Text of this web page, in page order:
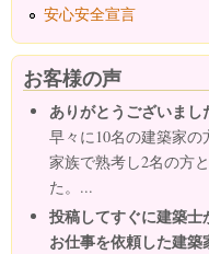
安心安全宣言
お客様の声
ありがとうございまし
早々に10名の建築家の
家族で熟考し2名の方
た。...
投稿してすぐに建築士
お仕事を依頼した建築